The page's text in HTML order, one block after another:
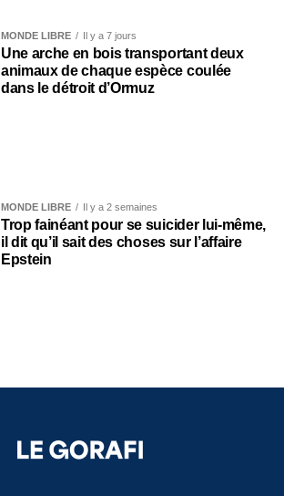
MONDE LIBRE Il y a 7 jours
Une arche en bois transportant deux
animaux de chaque espèce coulée
dans le détroit d’Ormuz
MONDE LIBRE Il y a 2 semaines
Trop fainéant pour se suicider lui-même,
il dit qu’il sait des choses sur l’affaire
Epstein